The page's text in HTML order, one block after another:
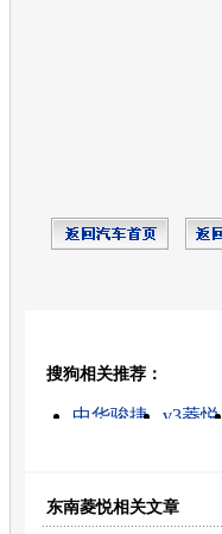
搜狗相关推荐：
中华骏捷 v3菱悦
东南菱悦相关文章